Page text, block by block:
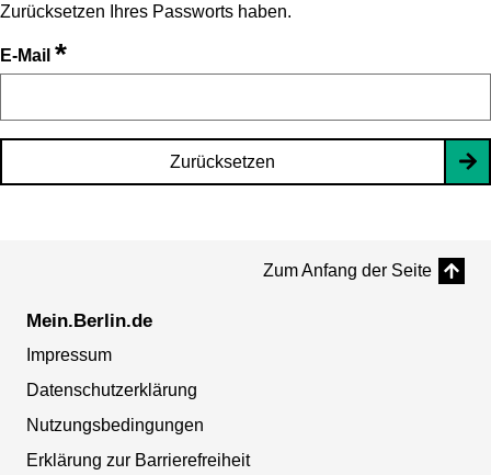
Zurücksetzen Ihres Passworts haben.
E-Mail *
Zurücksetzen
Zum Anfang der Seite
Mein.Berlin.de
Impressum
Datenschutzerklärung
Nutzungsbedingungen
Erklärung zur Barrierefreiheit